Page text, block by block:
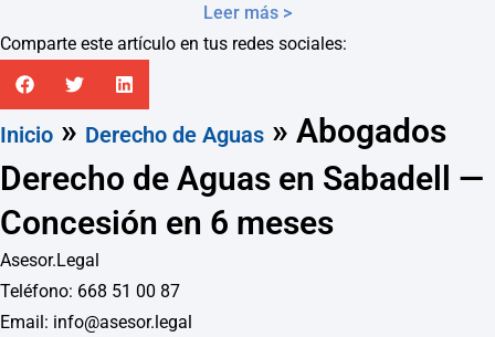
Leer más >
Comparte este artículo en tus redes sociales:
Inicio » Derecho de Aguas » Abogados
Derecho de Aguas en Sabadell —
Concesión en 6 meses
Asesor.Legal
Teléfono: 668 51 00 87
Email: info@asesor.legal